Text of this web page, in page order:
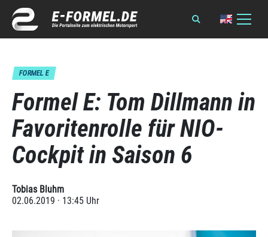
FORMEL E
Formel E: Tom Dillmann in
Favoritenrolle für NIO-
Cockpit in Saison 6
Tobias Bluhm
02.06.2019 · 13:45 Uhr